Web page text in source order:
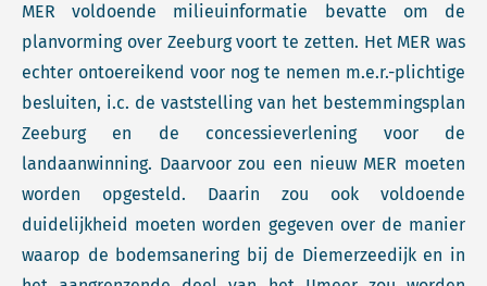
MER voldoende milieuinformatie bevatte om de
planvorming over Zeeburg voort te zetten. Het MER was
echter ontoereikend voor nog te nemen m.e.r.-plichtige
besluiten, i.c. de vaststelling van het bestemmingsplan
Zeeburg en de concessieverlening voor de
landaanwinning. Daarvoor zou een nieuw MER moeten
worden opgesteld. Daarin zou ook voldoende
duidelijkheid moeten worden gegeven over de manier
waarop de bodemsanering bij de Diemerzeedijk en in